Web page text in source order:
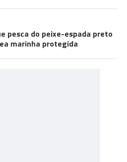
pesca do peixe-espada preto
marinha protegida